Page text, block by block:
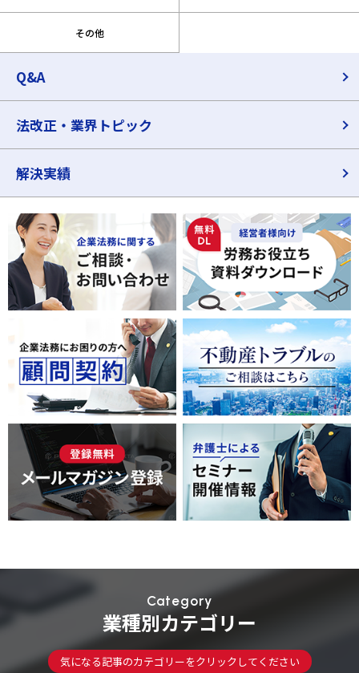
その他
Q&A
法改正・業界トピック
解決実績
Category
業種別カテゴリー
気になる記事のカテゴリーをクリックしてください